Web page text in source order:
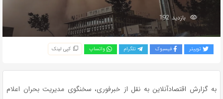
بازدید 192
توییتر فیسبوک تلگرام واتساپ کپی لینک
به گزارش اقتصادآنلاین به نقل از خبرفوری، سخنگوی مدیریت بحران اعلام